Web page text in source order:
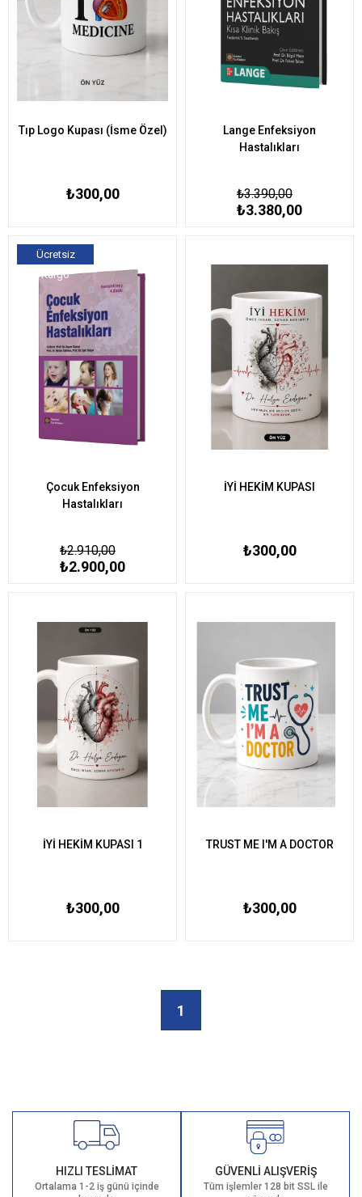
Tıp Logo Kupası (İsme Özel)
₺300,00
Lange Enfeksiyon
Hastalıkları
₺3.390,00
₺3.380,00
Çocuk Enfeksiyon
Hastalıkları
₺2.910,00
₺2.900,00
Ücretsiz
Kargo
İYİ HEKİM KUPASI
₺300,00
İYİ HEKİM KUPASI 1
₺300,00
TRUST ME I'M A DOCTOR
₺300,00
1
HIZLI TESLİMAT
Ortalama 1-2 iş günü içinde
GÜVENLİ ALIŞVERİŞ
Tüm işlemler 128 bit SSL ile